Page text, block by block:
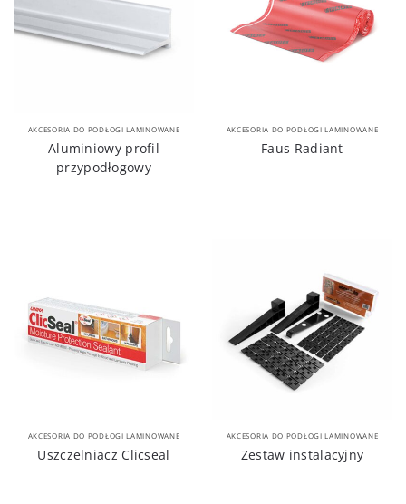
AKCESORIA DO PODŁOGI LAMINOWANE
Aluminiowy profil
przypodłogowy
AKCESORIA DO PODŁOGI LAMINOWANE
Faus Radiant
AKCESORIA DO PODŁOGI LAMINOWANE
Uszczelniacz Clicseal
AKCESORIA DO PODŁOGI LAMINOWANE
Zestaw instalacyjny